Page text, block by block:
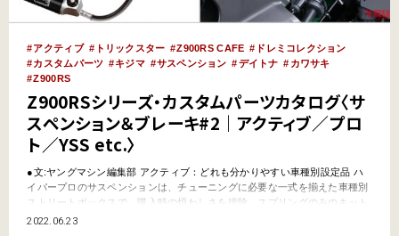
アクティブ トリックスター Z900RS CAFE
ドレミコレクション
カスタムパーツ
キジマ サスペンション デイトナ
カワサキ
Z900RS
Z900RSシリーズ・カスタムパーツカタログ〈サ
スペンション＆ブレーキ#2｜アクティブ／プロ
ト／YSS etc.〉
●文:ヤングマシン編集部 アクティブ：どれも分かりやすい車種別設定品 ハ
イパープロのサスペンションは、チューニングに必要な一式を揃えた車種別
ストリートボックスで、購入時の煩わしさを排除。スプリングのみのキット
もある。ブレーキまわりについては、ゲイルスピードのエラボレートキャリ
2022.06.23